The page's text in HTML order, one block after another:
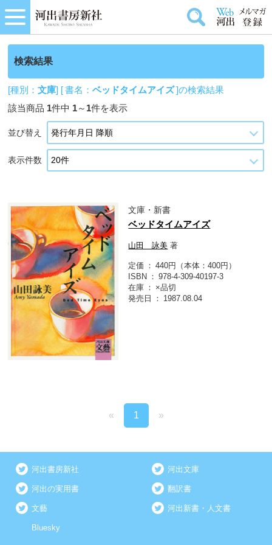
検索結果
[種別：文庫] [ 書名：ベッドタイムアイズ]の検索結果
該当商品 1件中 1～ 1件を表示
並び替え
表示件数
文庫・新書
ベッドタイムアイズ
山田 詠美 著
定価
440円（本体：400円）
ISBN
978-4-309-40197-3
在庫
×品切
発売日
1987.08.04
« 1 »
河出書房新社 河出文庫
河出の実用書 翻訳書
文藝 河出新書・人文書
Bluesky